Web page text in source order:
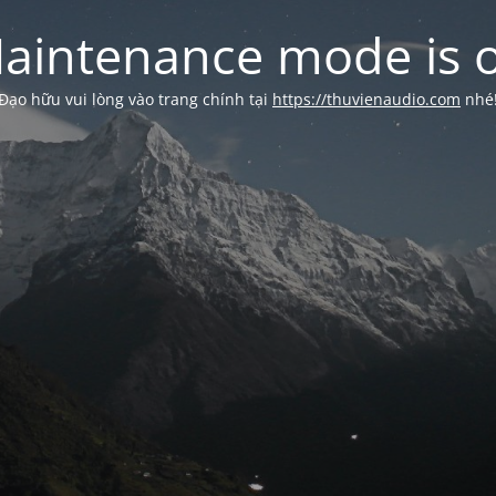
mode is
hữu vui lòng vào trang chính tại https://thuvienaudio.com